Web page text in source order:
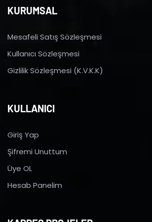
KURUMSAL
Mesafeli Satış Sözleşmesi
Kullanıcı Sözleşmesi
Gizlilik Sözleşmesi (K.V.K.K)
KULLANICI
Giriş Yap
Şifremi Unuttum
Üye OL
Hesab Panelim